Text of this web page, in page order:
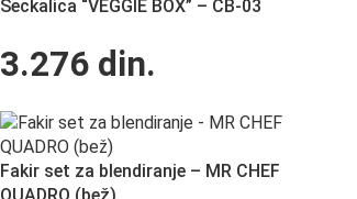
Seckalica “VEGGIE BOX” – CB-03
3.276 din.
Fakir set za blendiranje – MR CHEF